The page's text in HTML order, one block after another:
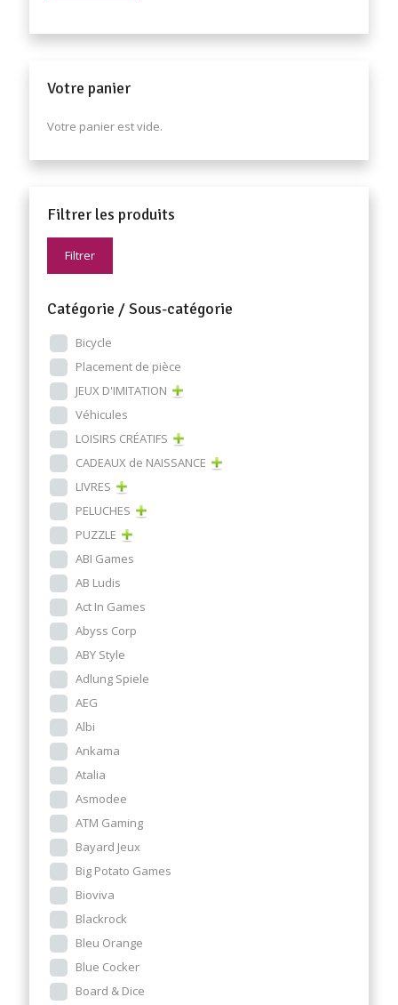
Votre panier
Votre panier est vide.
Filtrer les produits
Filtrer
Catégorie / Sous-catégorie
Bicycle
Placement de pièce
JEUX D'IMITATION
Véhicules
LOISIRS CRÉATIFS
CADEAUX de NAISSANCE
LIVRES
PELUCHES
PUZZLE
ABI Games
AB Ludis
Act In Games
Abyss Corp
ABY Style
Adlung Spiele
AEG
Albi
Ankama
Atalia
Asmodee
ATM Gaming
Bayard Jeux
Big Potato Games
Bioviva
Blackrock
Bleu Orange
Blue Cocker
Board & Dice